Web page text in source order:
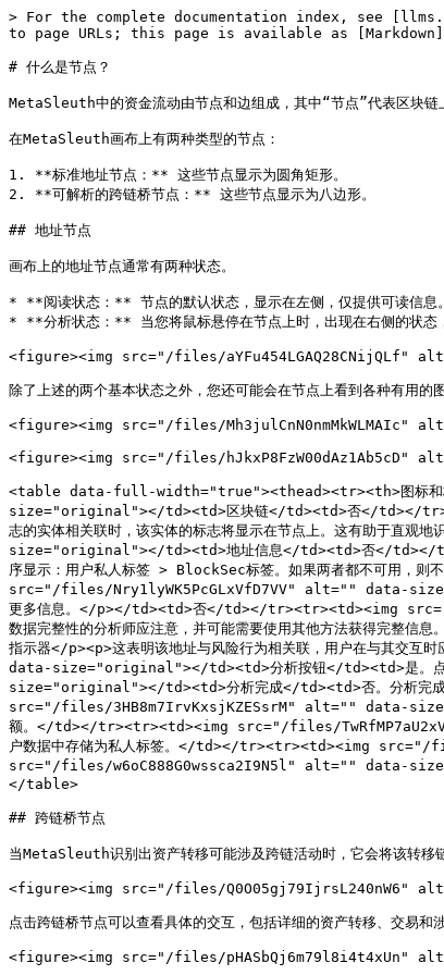
> For the complete documentation index, see
to page URLs; this page is available as
# 什么是节点？
MetaSleuth中的资金流动由节点和边组成，其中“节点”代表区块链
在MetaSleuth画布上有两种类型的节点：
1. **标准地址节点：** 这些节点显示为圆角矩形。
2. **可解析的跨链桥节点：** 这些节点显示为八边形。
## 地址节点
画布上的地址节点通常有两种状态。
* **阅读状态：** 节点的默认状态，显示在左侧，仅提供可读信息。
* **分析状态：** 当您将鼠标悬停在节点上时，出现在右侧的状态
<figure><img src="/files/aYFu454LGAQ28CNijQLf"
除了上述的两个基本状态之外，您还可能会在节点上看到各种有用的
<figure><img src="/files/
<figure><img src="/files/
<table data-full-width="true"><thead><tr><th>图标和
size="original"></td><td>区块链</td><td>否</td></
志的实体相关联时，该实体的标志将显示在节点上。这有助
size="original"></td><td>地址信息</td><td>否</td></
序显示：用户私人标签 > BlockSec标签。如果两者都不可
src="/files/Nry1lyWK5PcGLxVfD7VV" alt="" data-
更多信息。</p></td><td>否</td></tr><tr><td><img
数据完整性的分析师应注意，并可能需要使用其他方法获
指示器</p><p>这表明该地址与风险行为相关联，用户在与
data-size="original"></td><td>分析按钮</td><td>是。
size="original"></td><td>分析完成</td><td>否。分析完成表
src="/files/3HB8m7IrvKxsjKZESsrM" alt="" data-
额。</td></tr><tr><td><img src="/files/
户数据中存储为私人标签。</td></tr><tr><td><img
src="/files/w6oC888G0wssca2I9N5l" alt="" data-
</table>
## 跨链桥节点
当MetaSleuth识别出资产转移可能涉及跨链活动时，它会将该转移
<figure><img src="/files/Q0O05gj79IjrsL240nW6"
点击跨链桥节点可以查看具体的交互，包括详细的资产转移、交易